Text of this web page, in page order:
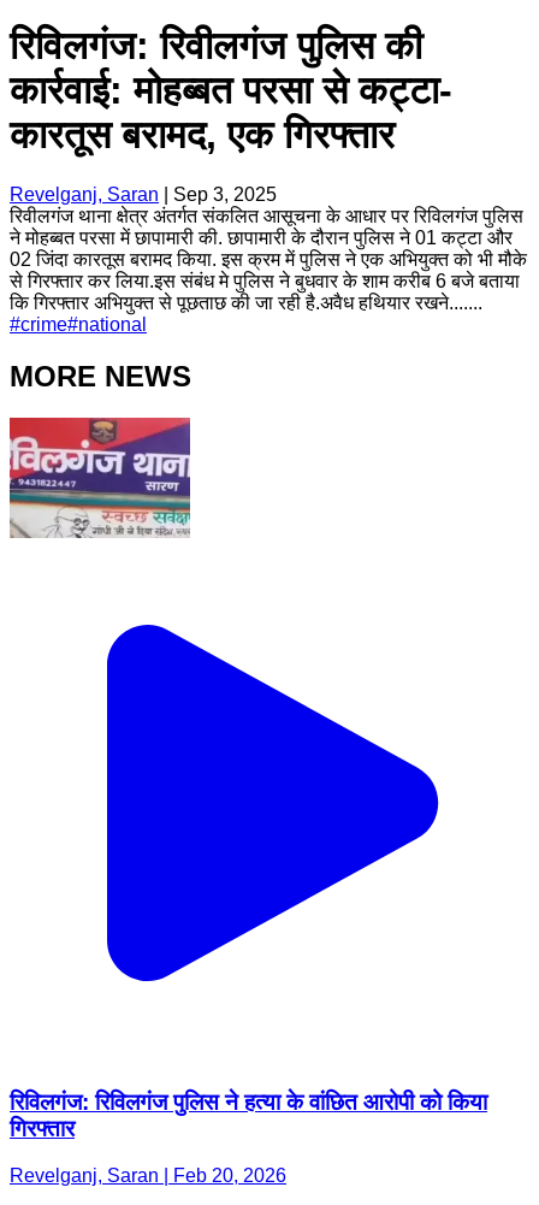
रिविलगंज: रिवीलगंज पुलिस की
कार्रवाई: मोहब्बत परसा से कट्टा-
कारतूस बरामद, एक गिरफ्तार
Revelganj, Saran
Sep 3, 2025
रिवीलगंज थाना क्षेत्र अंतर्गत संकलित आसूचना के आधार पर रिविलगंज पुलिस
ने मोहब्बत परसा में छापामारी की. छापामारी के दौरान पुलिस ने 01 कट्टा और
02 जिंदा कारतूस बरामद किया. इस क्रम में पुलिस ने एक अभियुक्त को भी मौके
से गिरफ्तार कर लिया.इस संबंध मे पुलिस ने बुधवार के शाम करीब 6 बजे बताया
कि गिरफ्तार अभियुक्त से पूछताछ की जा रही है.अवैध हथियार रखने.......
#crime#national
MORE NEWS
रिविलगंज: रिविलगंज पुलिस ने हत्या के वांछित आरोपी को किया
गिरफ्तार
Revelganj, Saran | Feb 20, 2026